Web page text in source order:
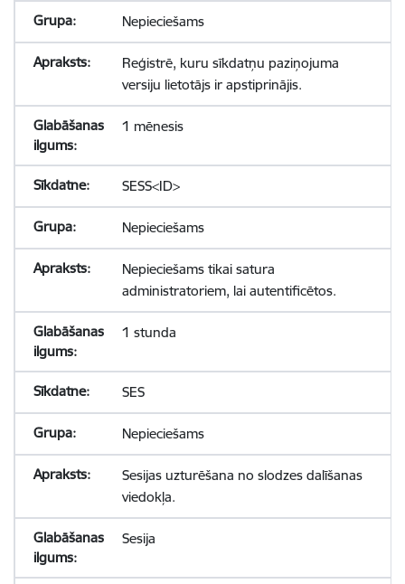
Nepieciešams
Reģistrē, kuru sīkdatņu paziņojuma
versiju lietotājs ir apstiprinājis.
1 mēnesis
SESS<ID>
Nepieciešams
Nepieciešams tikai satura
administratoriem, lai autentificētos.
1 stunda
SES
Nepieciešams
Sesijas uzturēšana no slodzes dalīšanas
viedokļa.
Sesija